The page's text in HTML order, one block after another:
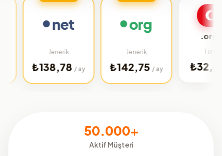
net
₺138,78 / ay
org
₺142,75 / ay ₺32,02 / ay
50.000+
Aktif Müşteri